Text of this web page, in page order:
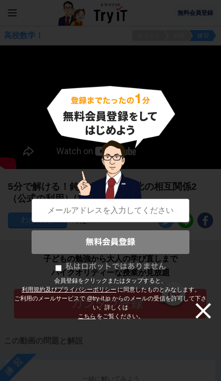
無料会員登録
会員登録をクリックまたはタップすると、
利用規約及びプライバシーポリシーに同意したものとみなします。
ご利用のメールサービスで @try-it.jp からのメールの受信を許可して下さ
い。詳しくは
こちら をご覧ください。
高校数学Ⅰ 練習
5分で解ける！鈍角を含む三角比の相互関係2
（公式の利用）に関する問題
112
子どもの勉強から大人の学び直しまで
ハイクオリティーな授業が見放題
この動画の問題と解説
練習
一緒に解いてみよう